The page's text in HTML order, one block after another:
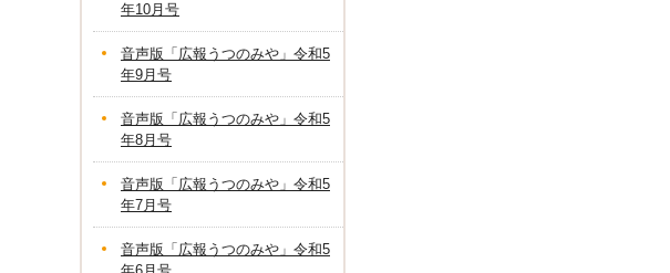
年10月号
音声版「広報うつのみや」令和5
年9月号
音声版「広報うつのみや」令和5
年8月号
音声版「広報うつのみや」令和5
年7月号
音声版「広報うつのみや」令和5